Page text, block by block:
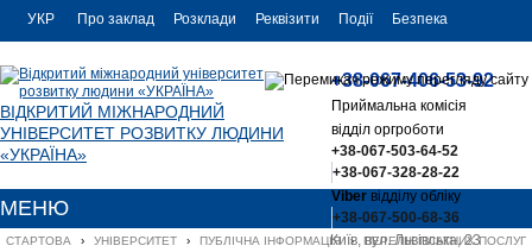
УКР
ENG
Про заклад Розклади Реквізити Події Безпека
ВІДКРИТИЙ МІЖНАРОДНИЙ
УНІВЕРСИТЕТ РОЗВИТКУ ЛЮДИНИ
«УКРАЇНА»
+38-067-406-53-92
Приймальна комісія
відділ оргроботи
+38-067-503-64-52
+38-067-328-28-22
Viberвідділу обліку
+38-067-500-68-36
Київ, вул. Львівська, 23
МЕНЮ
СТАРТОВА › УНІВЕРСИТЕТ › ПУБЛІЧНА ІНФОРМАЦІЯ › ПЕРЕЛІК ПЛАТНИХ ПОСЛУГ